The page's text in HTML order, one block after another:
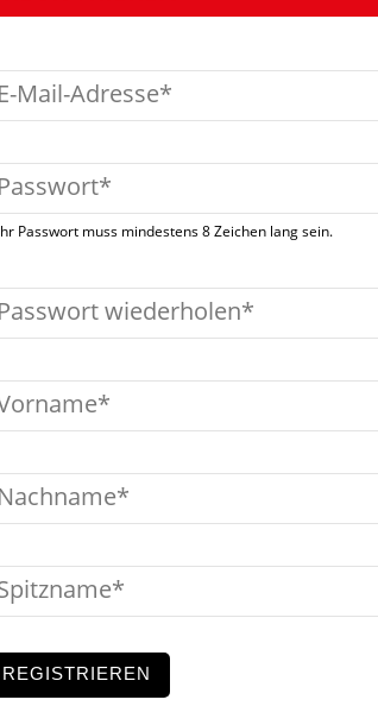
E-Mail-Adresse
Passwort
Passwort muss mindestens 8 Zeichen lang sein.
Passwort wiederholen
Nachname
REGISTRIEREN